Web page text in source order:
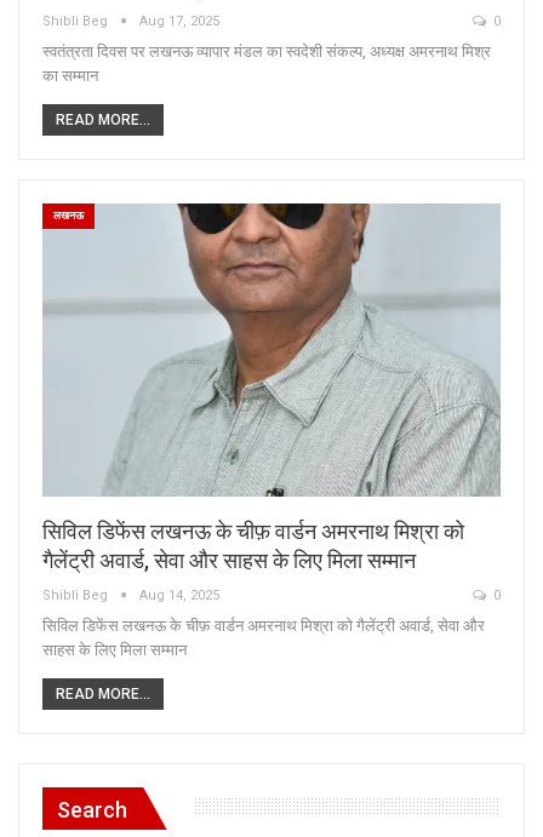
Shibli Beg Aug 17, 2025 0
स्वतंत्रता दिवस पर लखनऊ व्यापार मंडल का स्वदेशी संकल्प, अध्यक्ष अमरनाथ मिश्र
का सम्मान
READ MORE...
लखनऊ
सिविल डिफेंस लखनऊ के चीफ़ वार्डन अमरनाथ मिश्रा को
गैलेंट्री अवार्ड, सेवा और साहस के लिए मिला सम्मान
Shibli Beg Aug 14, 2025 0
सिविल डिफेंस लखनऊ के चीफ़ वार्डन अमरनाथ मिश्रा को गैलेंट्री अवार्ड, सेवा और
साहस के लिए मिला सम्मान
READ MORE...
Search